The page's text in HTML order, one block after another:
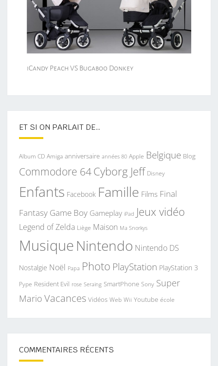
iCandy Peach VS Bugaboo Donkey
ET SI ON PARLAIT DE…
Album CD Amiga anniversaire années 80 Apple Belgique Blog
Commodore 64Cyborg Jeff Disney
Enfants Facebook Famille Films Final
Fantasy Game Boy Gameplay iPad Jeux vidéo
Legend of Zelda Liège Maison Ma Snorkys
MusiqueNintendo Nintendo DS
Nostalgie Noël Papa Photo PlayStation PlayStation 3
Pype Resident Evil rose Seraing SmartPhone Sony Super
Mario Vacances Vidéos Web Wii Youtube école
COMMENTAIRES RÉCENTS